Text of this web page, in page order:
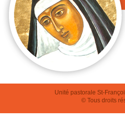
Unité pastorale St-
© Tous droits